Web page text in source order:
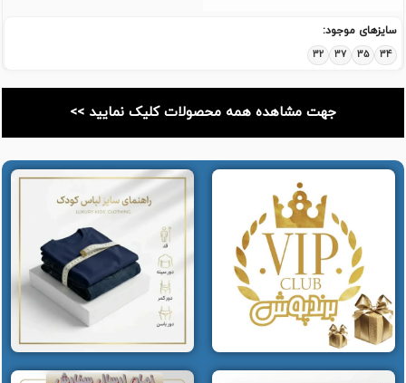
سایزهای موجود:
34
35
37
32
جهت مشاهده همه محصولات کلیک نمایید >>